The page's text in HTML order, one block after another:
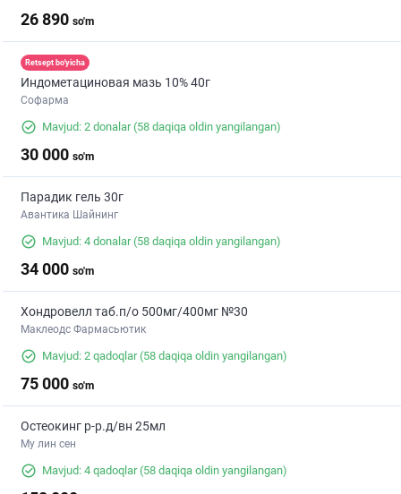
26 890 so'm
Retsept bo'yicha
Индометациновая мазь 10% 40г
Софарма
Mavjud: 2 donalar(58 daqiqa oldin yangilangan)
30 000 so'm
Парадик гель 30г
Авантика Шайнинг
Mavjud: 4 donalar(58 daqiqa oldin yangilangan)
34 000 so'm
Хондровелл таб.п/о 500мг/400мг №30
Маклеодс Фармасьютик
Mavjud: 2 qadoqlar(58 daqiqa oldin yangilangan)
75 000 so'm
Остеокинг р-р.д/вн 25мл
Му лин сен
Mavjud: 4 qadoqlar(58 daqiqa oldin yangilangan)